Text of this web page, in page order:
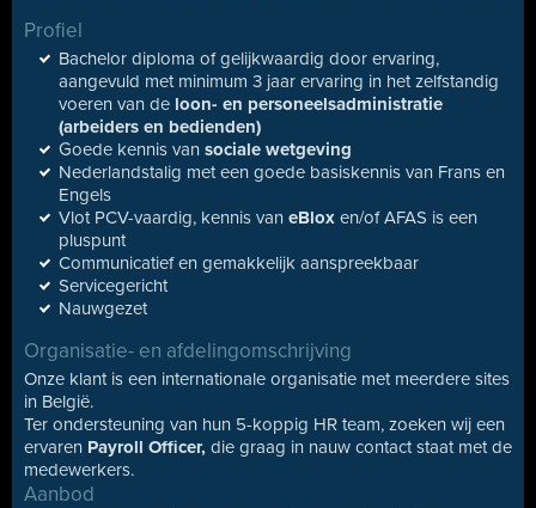
Profiel
Bachelor diploma of gelijkwaardig door ervaring,
aangevuld met minimum 3 jaar ervaring in het zelfstandig
voeren van de loon- en personeelsadministratie
(arbeiders en bedienden)
Goede kennis van sociale wetgeving
Nederlandstalig met een goede basiskennis van Frans en
Engels
Vlot PCV-vaardig, kennis van eBlox en/of AFAS is een
pluspunt
Communicatief en gemakkelijk aanspreekbaar
Servicegericht
Nauwgezet
Organisatie- en afdelingomschrijving
Onze klant is een internationale organisatie met meerdere sites
in België.
Ter ondersteuning van hun 5-koppig HR team, zoeken wij een
ervaren Payroll Officer, die graag in nauw contact staat met de
medewerkers.
Aanbod